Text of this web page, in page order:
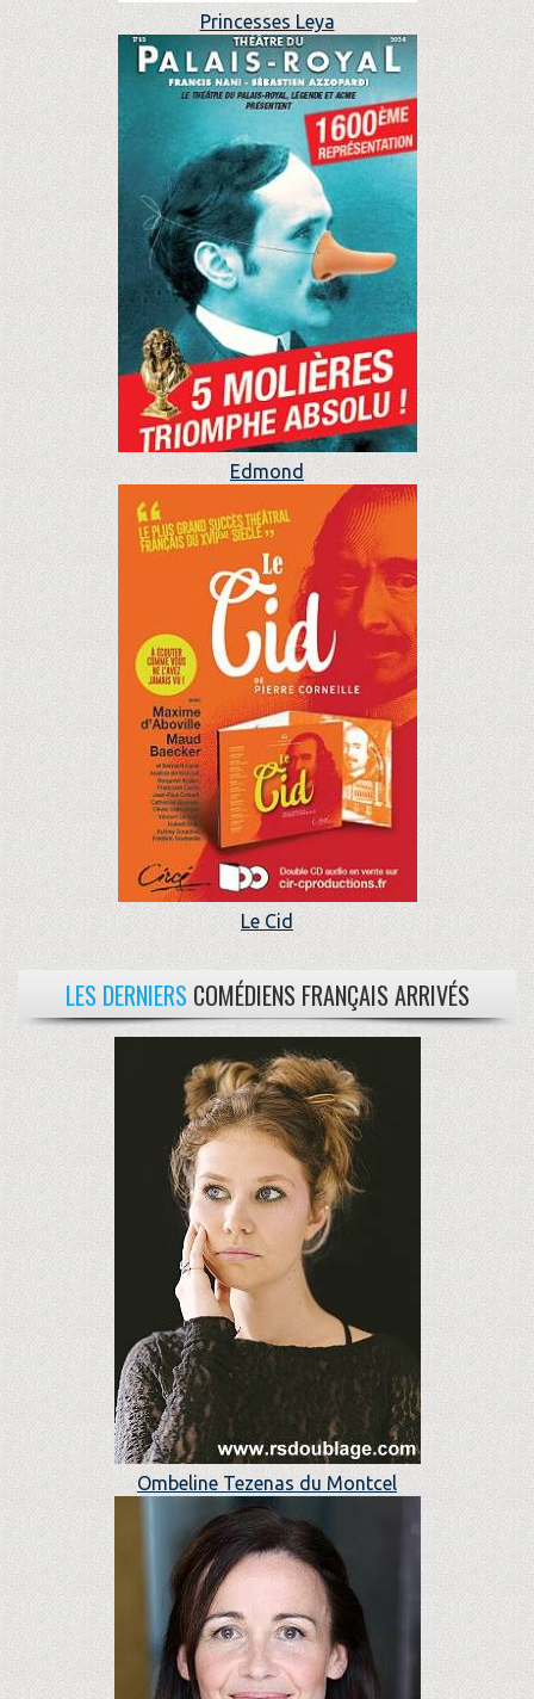
Princesses Leya
Edmond
Le Cid
LES DERNIERS COMÉDIENS FRANÇAIS ARRIVÉS
Ombeline Tezenas du Montcel